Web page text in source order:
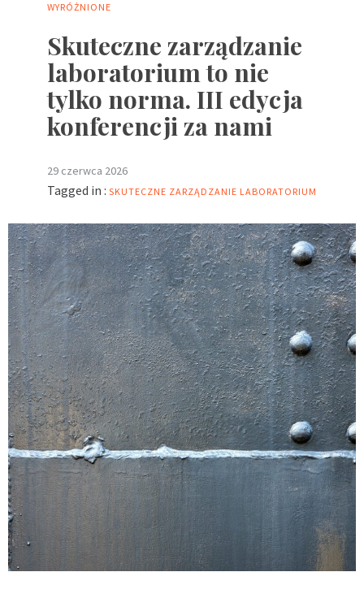
WYRÓŻNIONE
Skuteczne zarządzanie
laboratorium to nie
tylko norma. III edycja
konferencji za nami
29 czerwca 2026
Tagged in : SKUTECZNE ZARZĄDZANIE LABORATORIUM